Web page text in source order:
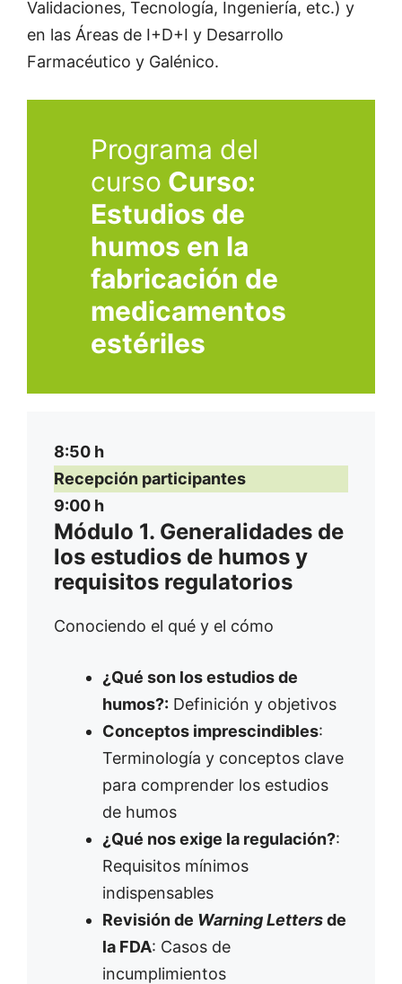
Validaciones, Tecnología, Ingeniería, etc.) y
en las Áreas de I+D+I y Desarrollo
Farmacéutico y Galénico.
Programa del
curso Curso:
Estudios de
humos en la
fabricación de
medicamentos
estériles
8:50 h
Recepción participantes
9:00 h
Módulo 1. Generalidades de
los estudios de humos y
requisitos regulatorios
Conociendo el qué y el cómo
¿Qué son los estudios de
humos?: Definición y objetivos
Conceptos imprescindibles:
Terminología y conceptos clave
para comprender los estudios
de humos
¿Qué nos exige la regulación?:
Requisitos mínimos
indispensables
Revisión de Warning Lettersde
la FDA: Casos de
incumplimientos